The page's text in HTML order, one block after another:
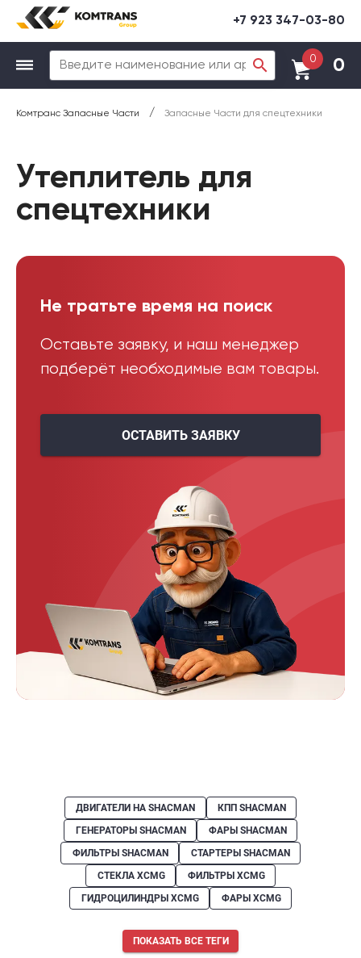
+7 923 347-03-80
0 0
Комтранс Запасные Части / Запасные Части для спецтехники
Утеплитель для
спецтехники
Не тратьте время на поиск
Оставьте заявку, и наш менеджер
подберёт необходимые вам товары.
ОСТАВИТЬ ЗАЯВКУ
ДВИГАТЕЛИ НА SHACMAN
КПП SHACMAN
ГЕНЕРАТОРЫ SHACMAN
ФАРЫ SHACMAN
ФИЛЬТРЫ SHACMAN
СТАРТЕРЫ SHACMAN
СТЕКЛА XCMG
ФИЛЬТРЫ XCMG
ГИДРОЦИЛИНДРЫ XCMG
ФАРЫ XCMG
ПОКАЗАТЬ ВСЕ ТЕГИ